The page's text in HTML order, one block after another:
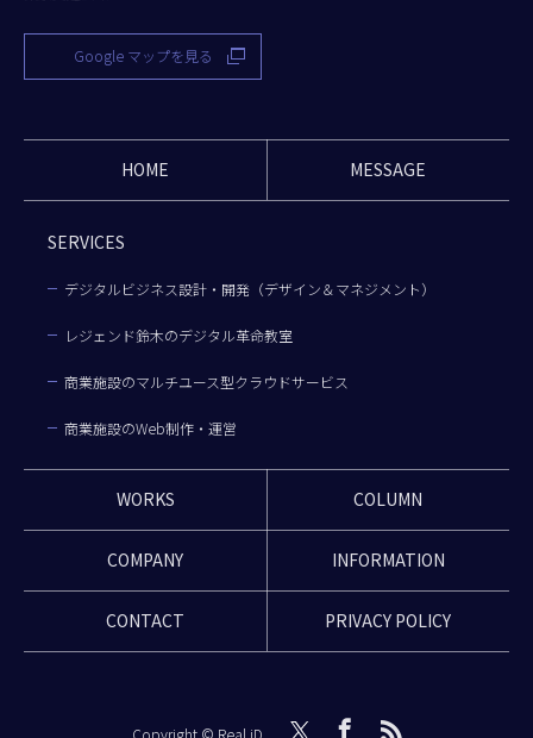
Google マップを見る
HOME MESSAGE
SERVICES
デジタルビジネス設計・開発（デザイン＆マネジメント）
レジェンド鈴木のデジタル革命教室
商業施設のマルチユース型クラウドサービス
商業施設のWeb制作・運営
WORKS COLUMN
COMPANY INFORMATION
CONTACT PRIVACY POLICY
Copyright © Real iD